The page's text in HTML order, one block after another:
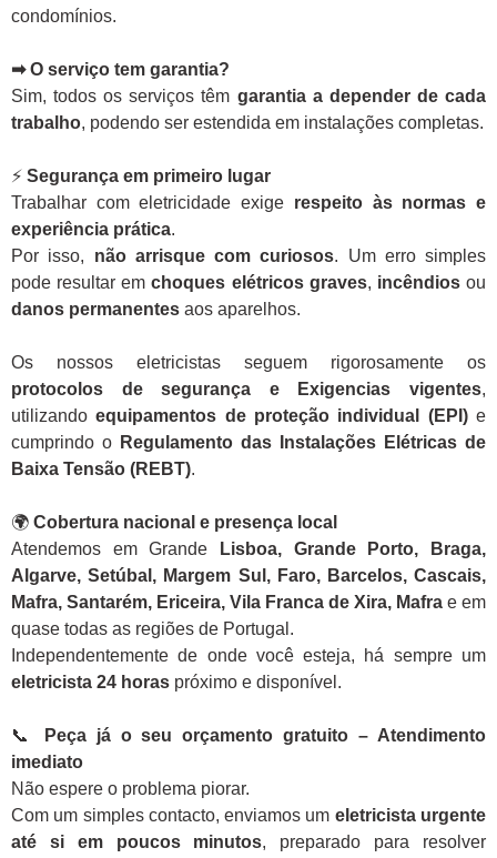
condomínios.
➡ O serviço tem garantia?
Sim, todos os serviços têm garantia a depender de cada
trabalho, podendo ser estendida em instalações completas.
⚡ Segurança em primeiro lugar
Trabalhar com eletricidade exige respeito às normas e
experiência prática.
Por isso, não arrisque com curiosos. Um erro simples
pode resultar emchoques elétricos graves, incêndiosou
danos permanentes aos aparelhos.
Os nossos eletricistas seguem rigorosamente os
protocolos de segurança e Exigencias vigentes,
utilizandoequipamentos de proteção individual (EPI)e
cumprindo o Regulamento das Instalações Elétricas de
Baixa Tensão (REBT).
🌍 Cobertura nacional e presença local
Atendemos em Grande
Lisboa, Grande Porto, Braga,
Algarve, Setúbal, Margem Sul, Faro, Barcelos, Cascais,
Mafra, Santarém, Ericeira, Vila Franca de Xira, Mafra e em
quase todas as regiões de Portugal.
Independentemente de onde você esteja, há sempre um
eletricista 24 horas próximo e disponível.
📞
Peça já o seu orçamento gratuito – Atendimento
imediato
Não espere o problema piorar.
Com um simples contacto, enviamos um eletricista urgente
até si em poucos minutos, preparado para resolver